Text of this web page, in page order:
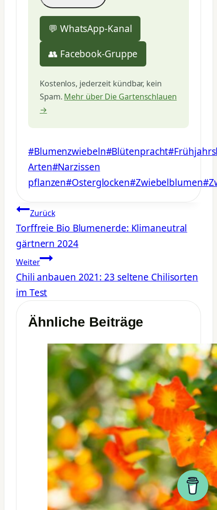
💬 WhatsApp-Kanal
👥 Facebook-Gruppe
Kostenlos, jederzeit kündbar, kein
Spam. Mehr über Die Gartenschlauen
→
Schlagworte:
#Blumenzwiebeln#Blütenpracht#
Arten#Narzissen
pflanzen#Osterglocken#Zwiebelblumen#
Beitragsnavigation
Zurück
Torffreie Bio Blumenerde: Klimaneutral
gärtnern 2024
Weiter
Chili anbauen 2021: 23 seltene Chilisorten
im Test
Ähnliche Beiträge